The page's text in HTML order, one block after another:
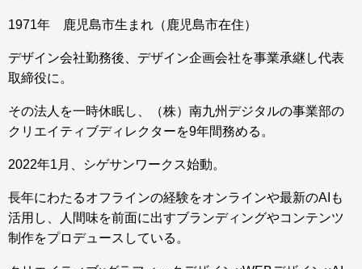
1971年 鹿児島市生まれ（鹿児島市在住）
デザイン会社勤務後、デザイン企画会社を事業承継し代表
取締役に。
その法人を一時休眠し、（株）南九州デジタルの事業部の
クリエイティブディレクターを9年間務める。
2022年1月、シゲサンワークス始動。
長年にわたるオフラインの経験をオンラインや最新のAIも
活用し、人間味を前面に出すブランディングやコンテンツ
制作をプロデュースしている。